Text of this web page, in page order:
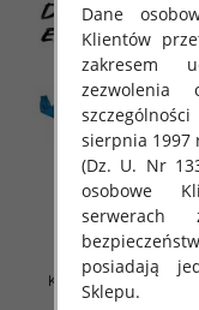
Komplet Chłopięca
kolor Paczka 5
Dane
Klientów
zakresem
sierpnia 1997
(Dz. U. Nr
osobowe
serwerach
posiadają
Sklepu.